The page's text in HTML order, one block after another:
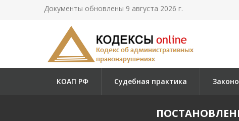
Документы обновлены 9 августа 2026 г.
КОАП РФ Судебная практика